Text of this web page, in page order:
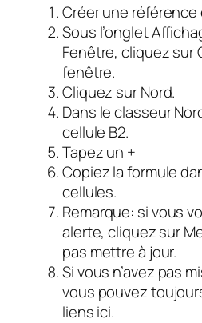
Créer une référence
Sous l’onglet
Fenêtre, cliquez sur
fenêtre.
Cliquez sur Nord.
Dans le classeur
cellule B2.
Tapez un +
Copiez la formule
cellules.
Remarque: si vous
alerte, cliquez sur
pas mettre à jour.
Si vous n’avez pas
vous pouvez
liens ici.